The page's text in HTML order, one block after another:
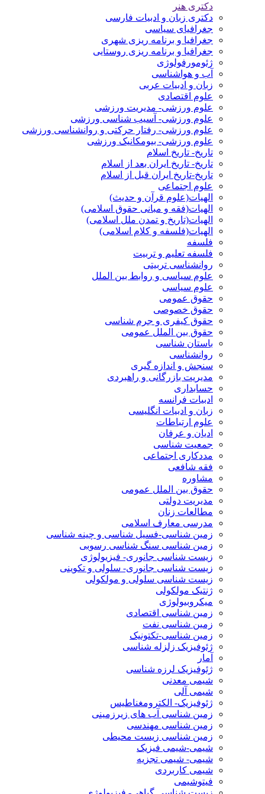
دکتری هنر
دکتری زبان و ادبیات فارسی
جغرافیای سیاسی
جغرافیا و برنامه ریزی شهری
جغرافیا و برنامه ریزی روستایی
ژئومورفولوژی
آب و هواشناسی
زبان و ادبیات عربی
علوم اقتصادی
علوم ورزشی- مدیریت ورزشی
علوم ورزشی- آسیب شناسی ورزشی
علوم ورزشی- رفتار حرکتی و روانشناسی ورزشی
علوم ورزشی- بیومکانیک ورزشی
تاریخ- تاریخ اسلام
تاریخ- تاریخ ایران بعد از اسلام
تاریخ-تاریخ ایران قبل از اسلام
علوم اجتماعی
الهیات(علوم قرآن و حدیث)
الهیات(فقه و مبانی حقوق اسلامی)
الهیات(تاریخ و تمدن ملل اسلامی)
الهیات(فلسفه و کلام اسلامی)
فلسفه
فلسفه تعلیم و تربیت
روانشناسی تربیتی
علوم سیاسی و روابط بین الملل
علوم سیاسی
حقوق عمومی
حقوق خصوصی
حقوق کیفری و جرم شناسی
حقوق بین الملل عمومی
باستان شناسی
روانشناسی
سنجش و اندازه گیری
مدیریت بازرگانی و راهبردی
حسابداری
ادبیات فرانسه
زبان و ادبیات انگلیسی
علوم ارتباطات
ادیان و عرفان
جمعیت شناسی
مددکاری اجتماعی
فقه شافعی
مشاوره
حقوق بین الملل عمومی
مدیریت دولتی
مطالعات زنان
مدرسی معارف اسلامی
زمین شناسی-فسیل شناسی و چینه شناسی
زمین شناسی سنگ شناسی رسوبی
زیست شناسی جانوری- فیزیولوژی
زیست شناسی جانوری- سلولی و تکوینی
زیست شناسی سلولی و مولکولی
ژنتیک مولکولی
میکروبیولوژی
زمین شناسی اقتصادی
زمین شناسی نفت
زمین شناسی-تکتونیک
ژئوفیزیک زلزله شناسی
آمار
ژئوفیزیک لرزه شناسی
شیمی معدنی
شیمی آلی
ژئوفیزیک- الکترومغناطیس
زمین شناسی آب های زیرزمینی
زمین شناسی مهندسی
زمین شناسی زیست محیطی
شیمی-شیمی فیزیک
شیمی- شیمی تجزیه
شیمی کاربردی
فیتوشیمی